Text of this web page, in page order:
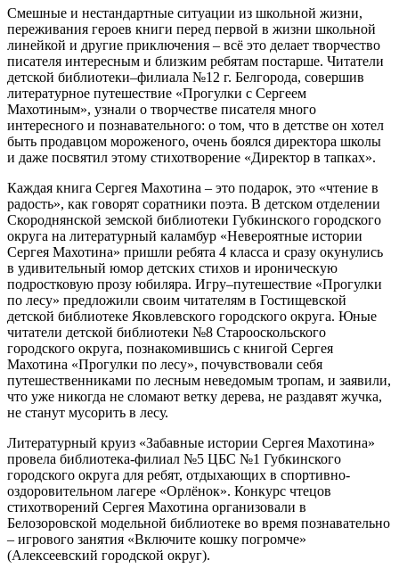
Смешные и нестандартные ситуации из школьной жизни,
переживания героев книги перед первой в жизни школьной
линейкой и другие приключения – всё это делает творчество
писателя интересным и близким ребятам постарше. Читатели
детской библиотеки–филиала №12 г. Белгорода, совершив
литературное путешествие «Прогулки с Сергеем
Махотиным», узнали о творчестве писателя много
интересного и познавательного: о том, что в детстве он хотел
быть продавцом мороженого, очень боялся директора школы
и даже посвятил этому стихотворение «Директор в тапках».
Каждая книга Сергея Махотина – это подарок, это «чтение в
радость», как говорят соратники поэта. В детском отделении
Скороднянской земской библиотеки Губкинского городского
округа на литературный каламбур «Невероятные истории
Сергея Махотина» пришли ребята 4 класса и сразу окунулись
в удивительный юмор детских стихов и ироническую
подростковую прозу юбиляра. Игру–путешествие «Прогулки
по лесу» предложили своим читателям в Гостищевской
детской библиотеке Яковлевского городского округа. Юные
читатели детской библиотеки №8 Старооскольского
городского округа, познакомившись с книгой Сергея
Махотина «Прогулки по лесу», почувствовали себя
путешественниками по лесным неведомым тропам, и заявили,
что уже никогда не сломают ветку дерева, не раздавят жучка,
не станут мусорить в лесу.
Литературный круиз «Забавные истории Сергея Махотина»
провела библиотека-филиал №5 ЦБС №1 Губкинского
городского округа для ребят, отдыхающих в спортивно-
оздоровительном лагере «Орлёнок». Конкурс чтецов
стихотворений Сергея Махотина организовали в
Белозоровской модельной библиотеке во время познавательно
– игрового занятия «Включите кошку погромче»
(Алексеевский городской округ).